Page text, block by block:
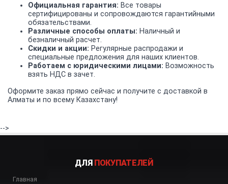
Официальная гарантия: Все товары
сертифицированы и сопровождаются гарантийными
обязательствами.
Различные способы оплаты: Наличный и
безналичный расчет.
Скидки и акции: Регулярные распродажи и
специальные предложения для наших клиентов.
Работаем с юридическими лицами: Возможность
взять НДС в зачет.
Оформите заказ прямо сейчас и получите с доставкой в
Алматы и по всему Казахстану!
-->
ДЛЯ ПОКУПАТЕЛЕЙ
Главная